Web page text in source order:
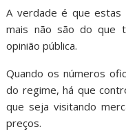
A verdade é que estas
mais não são do que
opinião pública.
Quando os números
do regime, há que
que seja visitando
preços.